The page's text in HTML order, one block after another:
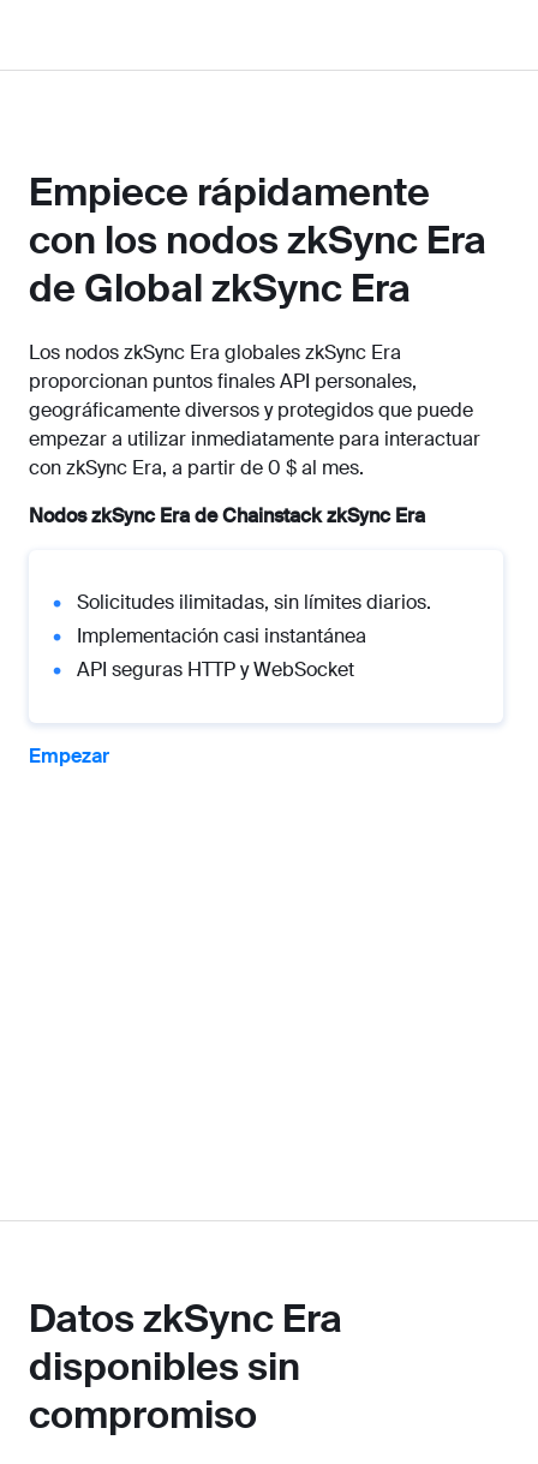
Empiece rápidamente
con los nodos zkSync Era
de Global zkSync Era
Los nodos zkSync Era globales zkSync Era
proporcionan puntos finales API personales,
geográficamente diversos y protegidos que puede
empezar a utilizar inmediatamente para interactuar
con zkSync Era, a partir de 0 $ al mes.
Nodos zkSync Era de Chainstack zkSync Era
Solicitudes ilimitadas, sin límites diarios.
Implementación casi instantánea
API seguras HTTP y WebSocket
Empezar
Datos zkSync Era
disponibles sin
compromiso